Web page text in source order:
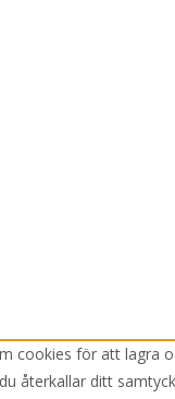
cookies för att
återkallar ditt